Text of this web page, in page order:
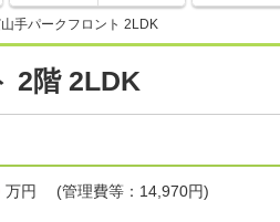
手パークフロント 2LDK
2階 2LDK
万円 (管理費等：14,970円)